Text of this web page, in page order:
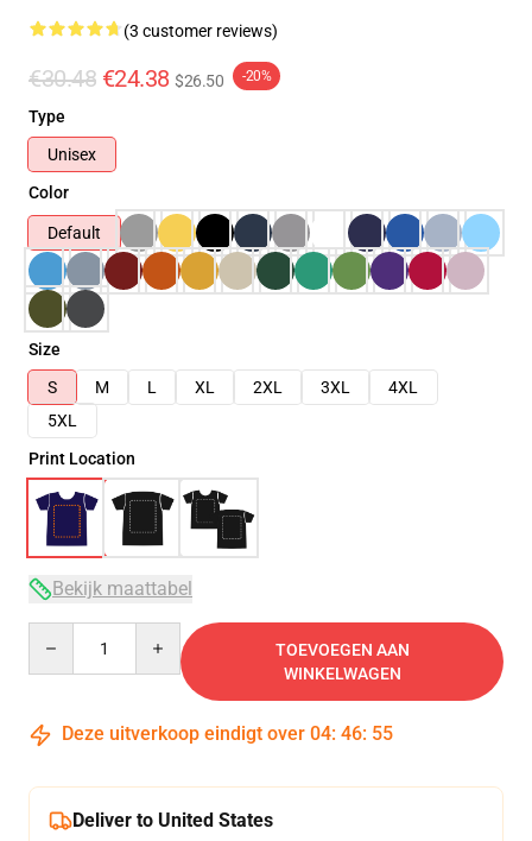
(3 customer reviews)
€30.48 €24.38 $26.50 -20%
Type
Unisex
Color
Default
Size
S
M L XL 2XL 3XL
4XL
5XL
Print Location
Bekijk maattabel
TOEVOEGEN AAN
WINKELWAGEN
Deze uitverkoop eindigt over 04: 46: 54
Deliver to United States